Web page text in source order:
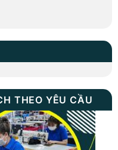
THEO YÊU CẦU